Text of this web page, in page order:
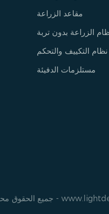
مقاعد الزراعة
الزراعة بدون تربة
نظام التكييف والتحكم
مستلزمات الدفيئة
جميع الحقوق محفوظة © 2026 لشركة سيتشوان أيكسيانغ للتكنولوجيا الزراعية المحدودة -